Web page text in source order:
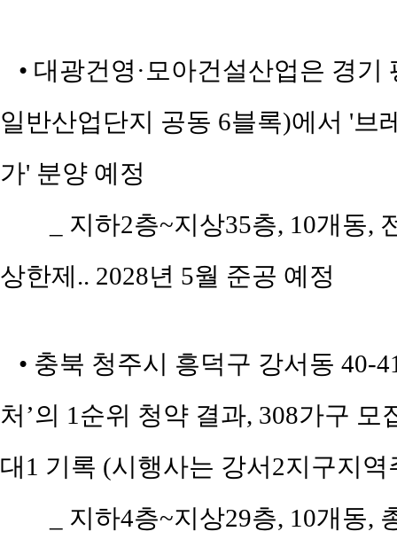
• 대광건영·모아건설산업은 경
일반산업단지 공동 6블록)에서 '브
가' 분양 예정
_ 지하2층~지상35층, 10개동,
상한제.. 2028년 5월 준공 예정
• 충북 청주시 흥덕구 강서동 40-
처’의 1순위 청약 결과, 308가구
대1 기록 (시행사는 강서2지구지
_ 지하4층~지상29층, 10개동,